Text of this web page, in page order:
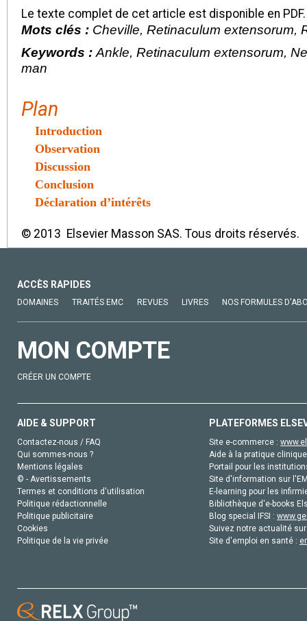
Le texte complet de cet article est disponible en PDF.
Mots clés : Cheville, Retinaculum extensorum,
Keywords : Ankle, Retinaculum extensorum,
man
Plan
Introduction
Observation
Discussion
Conclusion
Déclaration d’intérêts
© 2013 Elsevier Masson SAS. Tous droits réservés.
ACCÈS RAPIDES
DOMAINES TRAITÉS EMC REVUES LIVRES NOS FORMULES
MON COMPTE
CRÉER UN COMPTE
AIDE & SUPPORT
Contactez-nous / FAQ
Qui sommes-nous ?
Mentions légales
© - Avertissements
Termes et conditions d'utilisation
Politique rédactionnelle
Politique publicitaire
Cookies
Politique de la vie privée
PLATEFORMES
Site e-commerce :
Aide à la pratique
Portail pour les
Site d'information sur
E-learning pour les
Bibliothèque d'e-books
Blog special IFSI :
Suivez notre actualité
Site d'emploi en santé :